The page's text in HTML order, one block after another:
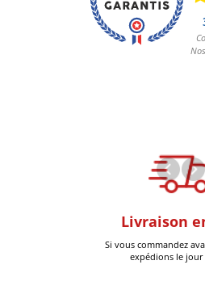
Livraison
Si vous commandez
expédions le jour